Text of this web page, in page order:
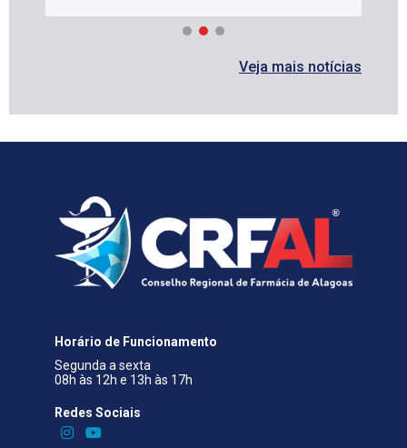
Veja mais notícias
Horário de Funcionamento
Segunda a sexta
08h às 12h e 13h às 17h
Redes Sociais​